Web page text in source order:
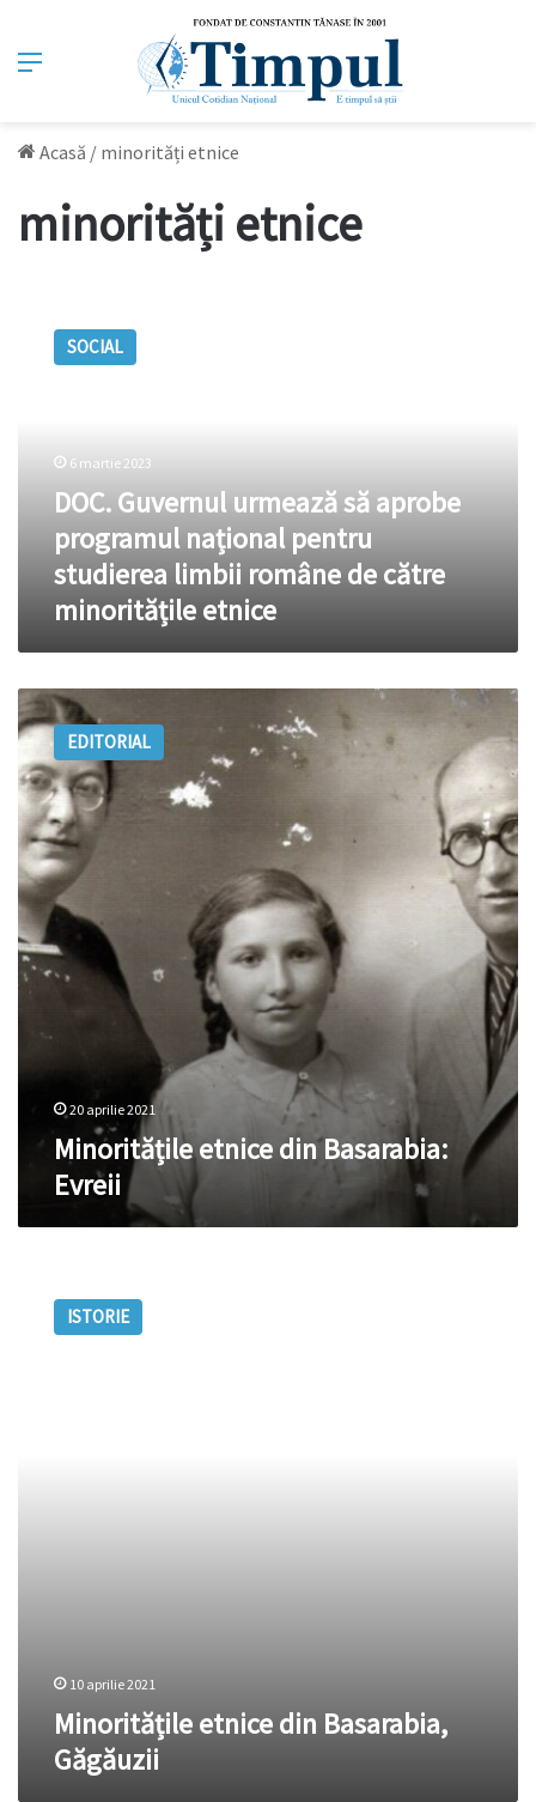
Meniu
Acasă / minorități etnice
minorități etnice
Guvernul
urmează
național
studierea
limbii
române
către
etnice
SOCIAL
6 martie 2023
DOC. Guvernul urmează să aprobe
programul național pentru
studierea limbii române de către
minoritățile etnice
Minoritățile
etnice
Basarabia:
Evreii
EDITORIAL
20 aprilie 2021
Minoritățile etnice din Basarabia:
Evreii
etnice
ISTORIE
10 aprilie 2021
Minoritățile etnice din Basarabia,
Găgăuzii